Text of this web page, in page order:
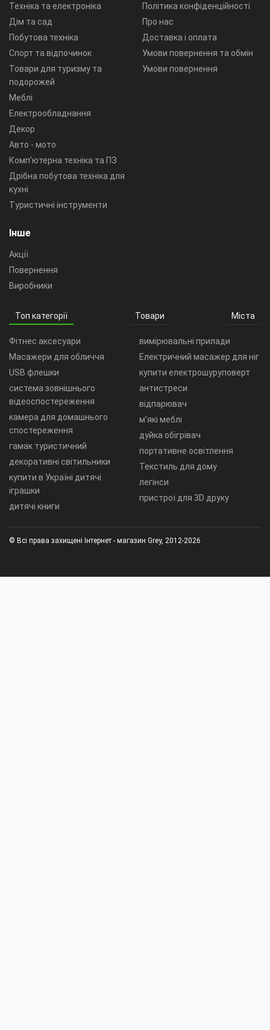
Техніка та електроніка
Дім та сад
Побутова техніка
Спорт та відпочинок
Товари для туризму та
подорожей
Меблі
Електрообладнання
Декор
Авто - мото
Комп'ютерна техніка та ПЗ
Дрібна побутова техніка для
кухні
Туристичні інструменти
Політика конфіденційності
Про нас
Доставка і оплата
Умови повернення та обмін
Умови повернення
Інше
Акції
Повернення
Виробники
Топ категорії Товари Міста
Фітнес аксесуари
Масажери для обличчя
USB флешки
система зовнішнього
відеоспостереження
камера для домашнього
спостереження
гамак туристичний
декоративні світильники
купити в Україні дитячі
іграшки
дитячі книги
вимірювальні прилади
Електричний масажер для ніг
купити електрошуруповерт
антистреси
відпарювач
м’які меблі
дуйка обігрівач
портативне освітлення
Текстиль для дому
легінси
пристрої для 3D друку
© Всі права захищені Інтернет - магазин Grey, 2012-2026